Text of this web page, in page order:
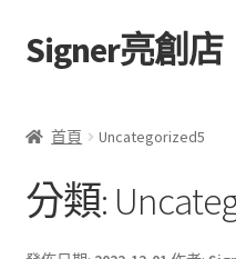
跳
至
覽
跳
至
要
容
Signer亮創店
學校選書（小學）
首頁 Uncategorized5
分類: